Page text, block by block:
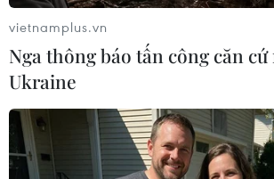
vietnamplus.vn
Nga thông báo tấn công căn cứ
Ukraine